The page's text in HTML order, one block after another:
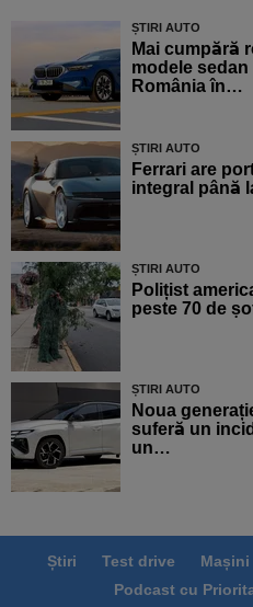
ȘTIRI AUTO
Mai cumpără
modele
România în…
ȘTIRI AUTO
Ferrari are
integral până
ȘTIRI AUTO
Polițist
peste 70 de
ȘTIRI AUTO
Noua
suferă un
un…
Știri Test drive
Podcast cu